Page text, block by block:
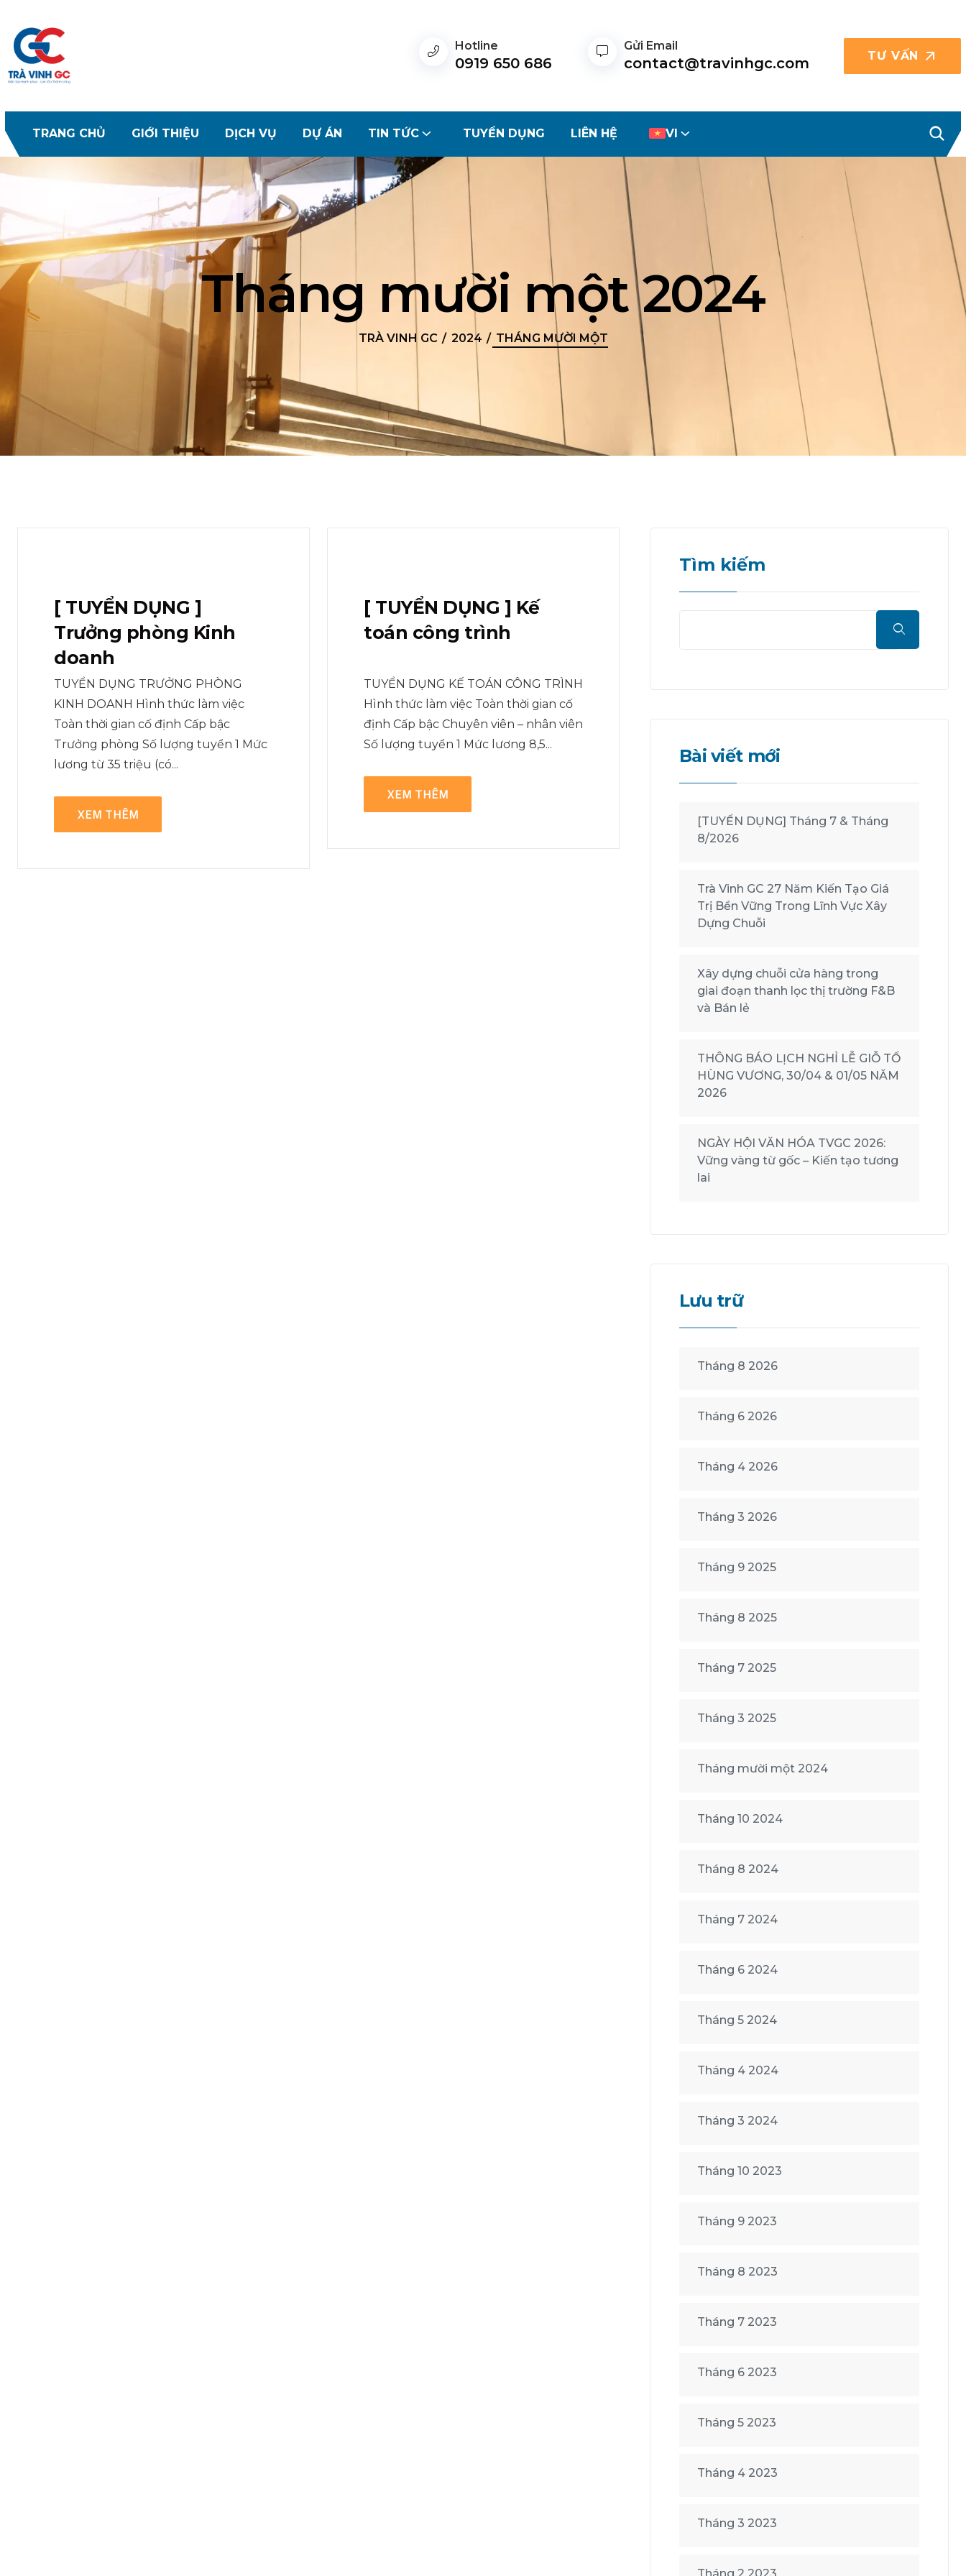
Hotline
0919 650 686
Gửi Email
contact@travinhgc.com TƯ VẤN
TRANG CHỦ GIỚI THIỆU DỊCH VỤ DỰ ÁN TIN TỨC TUYỂN DỤNG LIÊN HỆ VI
Tháng mười một 2024
TRÀ VINH GC 2024 THÁNG MƯỜI MỘT
[ TUYỂN DỤNG ]
Trưởng phòng Kinh
doanh
TUYỂN DỤNG TRƯỞNG PHÒNG
KINH DOANH Hình thức làm việc
Toàn thời gian cố định Cấp bậc
Trưởng phòng Số lượng tuyển 1 Mức
lương từ 35 triệu (có...
XEM THÊM
[ TUYỂN DỤNG ] Kế
toán công trình
TUYỂN DỤNG KẾ TOÁN CÔNG TRÌNH
Hình thức làm việc Toàn thời gian cố
định Cấp bậc Chuyên viên – nhân viên
Số lượng tuyển 1 Mức lương 8,5...
XEM THÊM
Tìm kiếm
Bài viết mới
[TUYỂN DỤNG] Tháng 7 & Tháng
8/2026
Trà Vinh GC 27 Năm Kiến Tạo Giá
Trị Bền Vững Trong Lĩnh Vực Xây
Dựng Chuỗi
Xây dựng chuỗi cửa hàng trong
giai đoạn thanh lọc thị trường F&B
và Bán lẻ
THÔNG BÁO LỊCH NGHỈ LỄ GIỖ TỔ
HÙNG VƯƠNG, 30/04 & 01/05 NĂM
2026
NGÀY HỘI VĂN HÓA TVGC 2026:
Vững vàng từ gốc – Kiến tạo tương
lai
Lưu trữ
Tháng 8 2026
Tháng 6 2026
Tháng 4 2026
Tháng 3 2026
Tháng 9 2025
Tháng 8 2025
Tháng 7 2025
Tháng 3 2025
Tháng mười một 2024
Tháng 10 2024
Tháng 8 2024
Tháng 7 2024
Tháng 6 2024
Tháng 5 2024
Tháng 4 2024
Tháng 3 2024
Tháng 10 2023
Tháng 9 2023
Tháng 8 2023
Tháng 7 2023
Tháng 6 2023
Tháng 5 2023
Tháng 4 2023
Tháng 3 2023